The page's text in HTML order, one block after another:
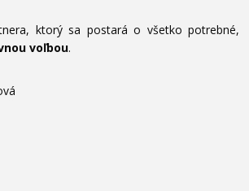
ktorý sa postará o všetko potrebné,
voľbou.